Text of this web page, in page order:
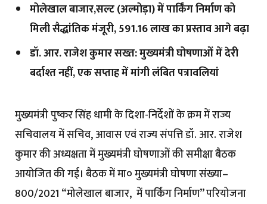
मोलेखाल बाजार,सल्ट (अल्मोड़ा) में पार्किंग निर्माण को
मिली सैद्धांतिक मंजूरी, ₹591.16 लाख का प्रस्ताव आगे बढ़ा
डॉ. आर. राजेश कुमार सख्त: मुख्यमंत्री घोषणाओं में देरी
बर्दाश्त नहीं, एक सप्ताह में मांगी लंबित पत्रावलियां
मुख्यमंत्री पुष्कर सिंह धामी के दिशा-निर्देशों के क्रम में राज्य
सचिवालय में सचिव, आवास एवं राज्य संपत्ति डॉ. आर. राजेश
कुमार की अध्यक्षता में मुख्यमंत्री घोषणाओं की समीक्षा बैठक
आयोजित की गई। बैठक में मा० मुख्यमंत्री घोषणा संख्या–
800/2021 “मोलेखाल बाजार, में पार्किंग निर्माण” परियोजना